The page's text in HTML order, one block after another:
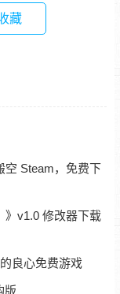
藏
空 Steam，免费下
》v1.0 修改器下载
良心免费游戏
版